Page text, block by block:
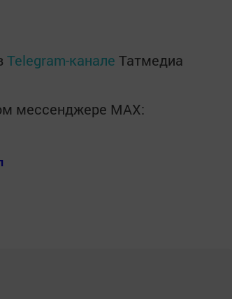
Telegram-канале Татмедиа
мессенджере MАХ: